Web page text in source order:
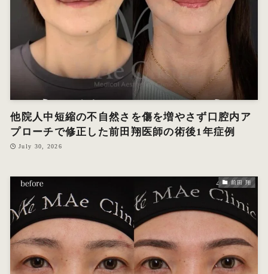
他院人中短縮の不自然さを傷を増やさず口腔内ア
プローチで修正した前田翔医師の術後1年症例
July 30, 2026
前田 翔